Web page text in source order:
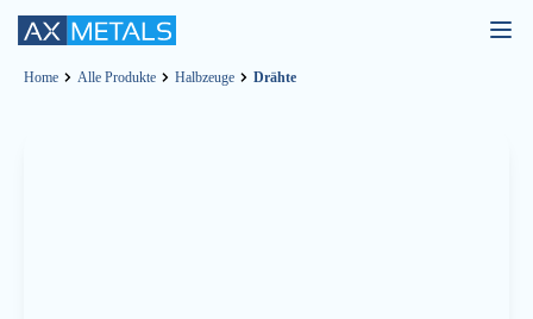
Home Alle Produkte Halbzeuge Drähte